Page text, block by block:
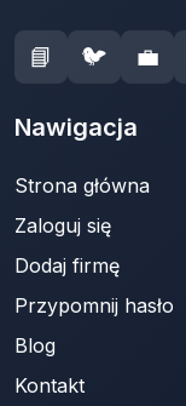
📘 🐦 💼
Nawigacja
Strona główna
Zaloguj się
Dodaj firmę
Przypomnij hasło
Blog
Kontakt